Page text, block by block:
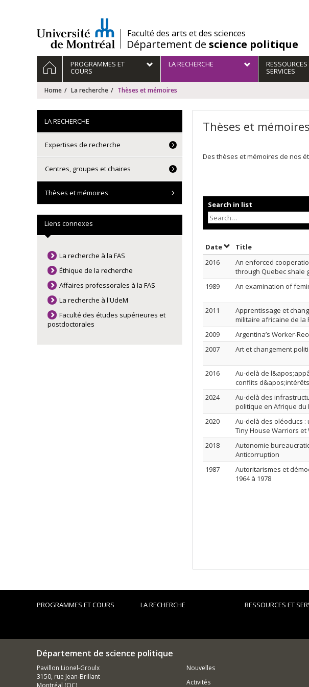
/Faculté des arts et des sciences
Département de science politique
Navigation
principale
HOMEPROGRAMMES ET
COURS
LA RECHERCHE RESSOURCES
SERVICES
Home La recherche Thèses et mémoires
Thèses et mémoires
Des thèses et mémoires de nos
Search in list
DateSort by date in
Title
2016
An enforced
through Quebec shale
1989 An examination of
2011
Apprentissage et
militaire africaine de la
2009
Argentina’s Worker-
2007
Art et changement
2016
Au-delà de
conflits d&apos;intérêts
2024
Au-delà des
politique en Afrique du
2020
Au-delà des oléoducs
Tiny House Warriors et
2018
Autonomie
Anticorruption
1987
Autoritarismes et
1964 à 1978
LA RECHERCHE
Expertises de recherche
Centres, groupes et chaires
Thèses et mémoires
Liens connexes
La recherche à la FAS
Éthique de la recherche
Affaires professorales à la FAS
La recherche à l'UdeM
Faculté des études supérieures et
postdoctorales
PROGRAMMES ET COURS LA RECHERCHE RESSOURCES ET
Département de science politique
Pavillon Lionel-Groulx
3150, rue Jean-Brillant
Montréal (QC)
Nouvelles
Activités